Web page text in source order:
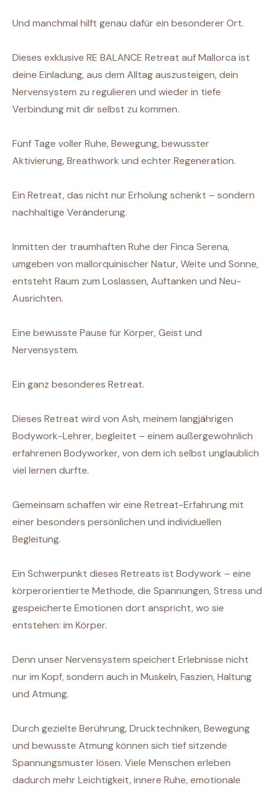
Und manchmal hilft genau dafür ein besonderer Ort.
Dieses exklusive RE BALANCE Retreat auf Mallorca ist
deine Einladung, aus dem Alltag auszusteigen, dein
Nervensystem zu regulieren und wieder in tiefe
Verbindung mit dir selbst zu kommen.
Fünf Tage voller Ruhe, Bewegung, bewusster
Aktivierung, Breathwork und echter Regeneration.
Ein Retreat, das nicht nur Erholung schenkt – sondern
nachhaltige Veränderung.
Inmitten der traumhaften Ruhe der Finca Serena,
umgeben von mallorquinischer Natur, Weite und Sonne,
entsteht Raum zum Loslassen, Auftanken und Neu-
Ausrichten.
Eine bewusste Pause für Körper, Geist und
Nervensystem.
Ein ganz besonderes Retreat.
Dieses Retreat wird von Ash, meinem langjährigen
Bodywork-Lehrer, begleitet – einem außergewöhnlich
erfahrenen Bodyworker, von dem ich selbst unglaublich
viel lernen durfte.
Gemeinsam schaffen wir eine Retreat-Erfahrung mit
einer besonders persönlichen und individuellen
Begleitung.
Ein Schwerpunkt dieses Retreats ist Bodywork – eine
körperorientierte Methode, die Spannungen, Stress und
gespeicherte Emotionen dort anspricht, wo sie
entstehen: im Körper.
Denn unser Nervensystem speichert Erlebnisse nicht
nur im Kopf, sondern auch in Muskeln, Faszien, Haltung
und Atmung.
Durch gezielte Berührung, Drucktechniken, Bewegung
und bewusste Atmung können sich tief sitzende
Spannungsmuster lösen. Viele Menschen erleben
dadurch mehr Leichtigkeit, innere Ruhe, emotionale